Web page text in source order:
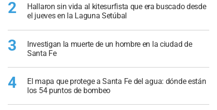
2
Hallaron sin vida al kitesurfista que era buscado desde
el jueves en la Laguna Setúbal
3
Investigan la muerte de un hombre en la ciudad de
Santa Fe
4
El mapa que protege a Santa Fe del agua: dónde están
los 54 puntos de bombeo